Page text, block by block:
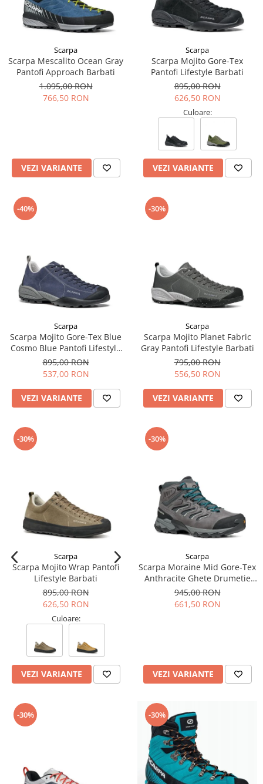
Scarpa
Scarpa Mescalito Ocean Gray
Pantofi Approach Barbati
1.095,00 RON
766,50 RON
VEZI VARIANTE
Scarpa
Scarpa Mojito Gore-Tex
Pantofi Lifestyle Barbati
895,00 RON
626,50 RON
Culoare:
VEZI VARIANTE
-40%
Scarpa
Scarpa Mojito Gore-Tex Blue
Cosmo Blue Pantofi Lifestyle
Barbati
895,00 RON
537,00 RON
VEZI VARIANTE
-30%
Scarpa
Scarpa Mojito Planet Fabric
Gray Pantofi Lifestyle Barbati
795,00 RON
556,50 RON
VEZI VARIANTE
-30%
Scarpa
Scarpa Mojito Wrap Pantofi
Lifestyle Barbati
895,00 RON
626,50 RON
Culoare:
VEZI VARIANTE
-30%
Scarpa
Scarpa Moraine Mid Gore-Tex
Anthracite Ghete Drumetie
Barbati
945,00 RON
661,50 RON
VEZI VARIANTE
-30% -30%